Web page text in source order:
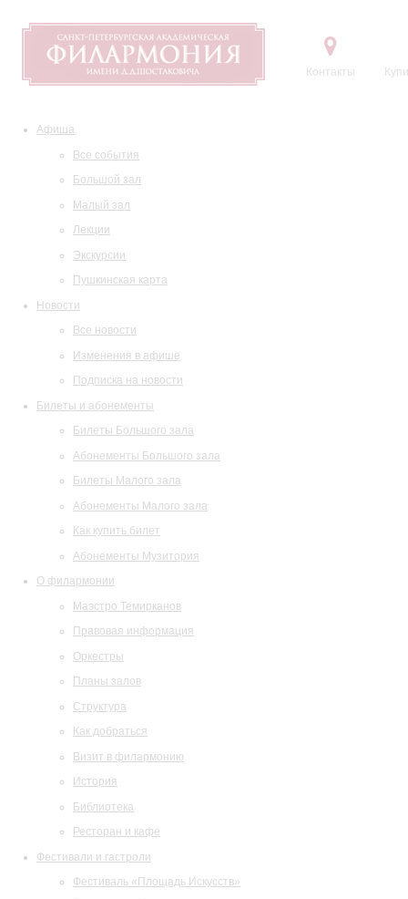
Контакты
Афиша
Все события
Большой зал
Малый зал
Лекции
Экскурсии
Пушкинская карта
Новости
Все новости
Изменения в афише
Подписка на новости
Билеты и абонементы
Билеты Большого зала
Абонементы Большого зала
Билеты Малого зала
Абонементы Малого зала
Как купить билет
Абонементы Музитория
О филармонии
Маэстро Темирканов
Правовая информация
Оркестры
Планы залов
Структура
Как добраться
Визит в филармонию
История
Библиотека
Ресторан и кафе
Фестивали и гастроли
Фестиваль «Площадь Искусств»